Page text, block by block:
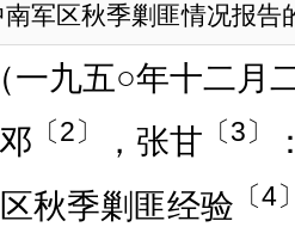
军区秋季剿匪情况报告
（一九五○年十二月
〔2〕 ，张甘 〔3〕
秋季剿匪经验 〔4